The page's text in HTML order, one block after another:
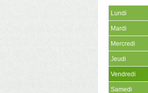
Lundi
Mardi
Mercredi
Jeudi
Vendredi
Samedi